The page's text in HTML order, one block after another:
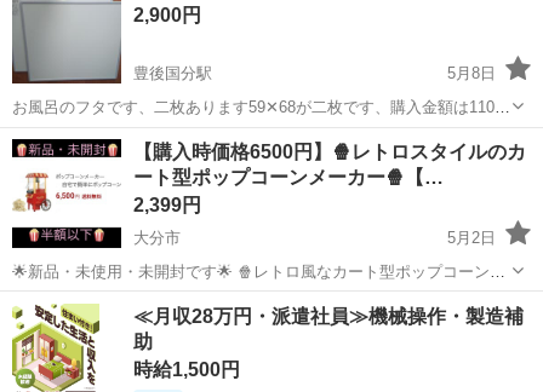
2,900円
豊後国分駅
5月8日
お風呂のフタです、二枚あります59✕68が二枚です、購入金額は11000
円でした、まぁまぁキレイだとは思いますが、画像で理解了解された
方のみ販売いたしますでは購入お待ちいたします。
大分 大分市 豊後国分駅 キッチン家電
【購入時価格6500円】🍿レトロスタイルのカ
ート型ポップコーンメーカー🍿【…
2,399円
大分市
5月2日
🌟新品・未使用・未開封です🌟 🍿レトロ風なカート型ポップコーンメ
ーカー❣️ 🍿本格的なポップコーンが作れます❣️ 🍿驚きの簡単操作❣️ 🍿
インテリアとしても可愛すぎて最高❣️ 製品名：ポップコーンメーカー
本...
大分 大分市 キッチン家電 ポップコーン
≪月収28万円・派遣社員≫機械操作・製造補
助
時給1,500円